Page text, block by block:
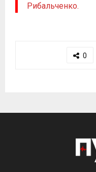
Рибальченко.
0